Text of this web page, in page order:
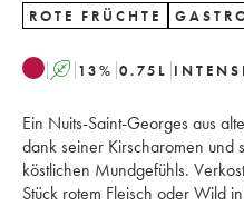
ROTE FRÜCHTE
A 13% 0.75 L
Ein Nuits-Saint-Georges aus
dank seiner Kirscharomen und
köstlichen Mundgefühls.
Stück rotem Fleisch oder Wild